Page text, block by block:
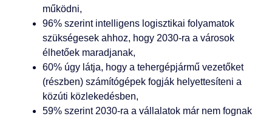
működni,
96% szerint intelligens logisztikai folyamatok
szükségesek ahhoz, hogy 2030-ra a városok
élhetőek maradjanak,
60% úgy látja, hogy a tehergépjármű vezetőket
(részben) számítógépek fogják helyettesíteni a
közúti közlekedésben,
59% szerint 2030-ra a vállalatok már nem fognak